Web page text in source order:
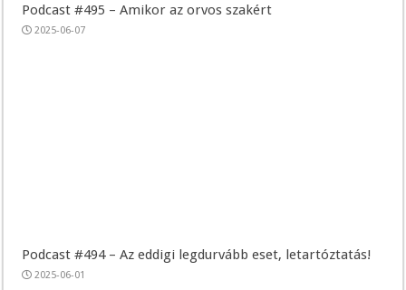
Podcast #495 – Amikor az orvos szakért
2025-06-07
Podcast #494 – Az eddigi legdurvább eset, letartóztatás!
2025-06-01